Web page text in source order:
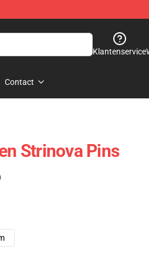
Klantenservice
Contact
Strinova Pins